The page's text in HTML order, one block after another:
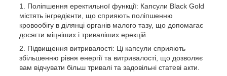
Поліпшення еректильної функції: Капсули Black Gold
містять інгредієнти, що сприяють поліпшенню
кровообігу в ділянці органів малого тазу, що допомагає
досягти міцніших і триваліших ерекцій.
Підвищення витривалості: Ці капсули сприяють
збільшенню рівня енергії та витривалості, що дозволяє
вам відчувати більш тривалі та задовільні статеві акти.